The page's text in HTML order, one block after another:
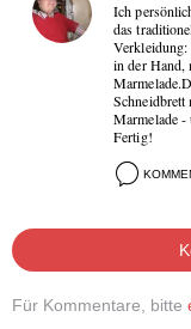
Ich
das
Verkleidung:
in der Hand,
Schneidbrett
Marmelade
Fertig!
Für Kommentare, bitte